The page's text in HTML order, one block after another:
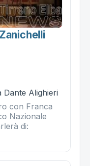
Dante Alighieri
con Franca
Nazionale
di: